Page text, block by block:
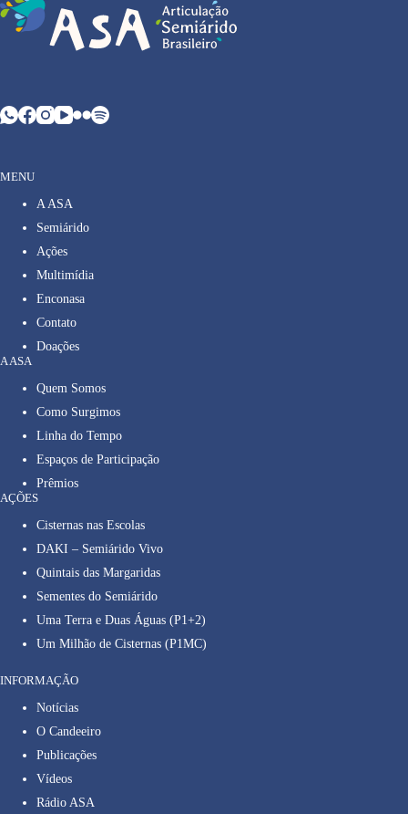
MENU
A ASA
Semiárido
Ações
Multimídia
Enconasa
Contato
Doações
A ASA
Quem Somos
Como Surgimos
Linha do Tempo
Espaços de Participação
Prêmios
AÇÕES
Cisternas nas Escolas
DAKI – Semiárido Vivo
Quintais das Margaridas
Sementes do Semiárido
Uma Terra e Duas Águas (P1+2)
Um Milhão de Cisternas (P1MC)
INFORMAÇÃO
Notícias
O Candeeiro
Publicações
Vídeos
Rádio ASA